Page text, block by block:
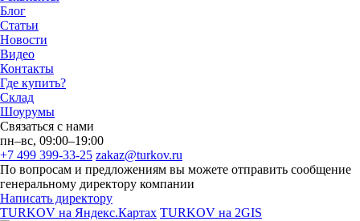
Блог
Статьи
Новости
Видео
Контакты
Где купить?
Склад
Шоурумы
Связаться с нами
пн–вс, 09:00–19:00
+7 499 399-33-25 zakaz@turkov.ru
По вопросам и предложениям вы можете отправить сообщение
генеральному директору компании
Написать директору
TURKOV на Яндекс.Картах TURKOV на 2GIS